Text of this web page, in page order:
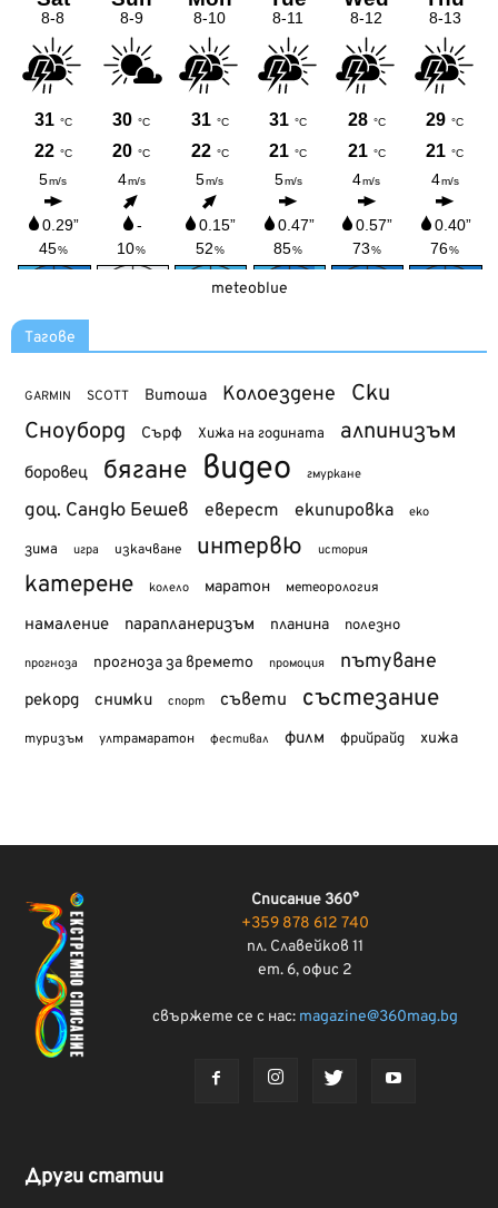
meteoblue
Тагове
GARMIN SCOTT Витоша Колоездене Ски
Сноуборд Сърф Хижа на годината алпинизъм
боровец бягане видео гмуркане
доц. Сандю Бешев еверест екипировка еко
зима игра изкачване интервю история
катерене колело маратон метеорология
намаление парапланеризъм планина полезно
прогноза прогноза за времето промоция пътуване
рекорд снимки спорт съвети състезание
туризъм ултрамаратон фестивал филм фрийрайд хижа
Списание 360°
+359 878 612 740
пл. Славейков 11
ет. 6, офис 2
свържете се с нас: magazine@360mag.bg
Други статии